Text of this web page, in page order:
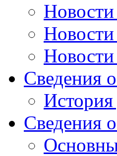
Сведения
Сведения